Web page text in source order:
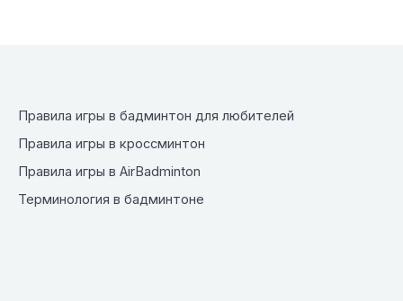
Правила игры в бадминтон для любителей
Правила игры в кроссминтон
Правила игры в AirBadminton
Терминология в бадминтоне